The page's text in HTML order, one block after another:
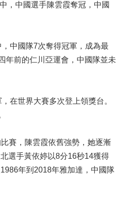
中國選手陳雲霞奪冠，中國
中國隊7次奪得冠軍，成為最
年前的仁川亞運會，中國隊並未
在世界大賽多次登上領獎台。
賽，陳雲霞依舊強勢，她逐漸
選手黃依婷以8分16秒14獲得
年到2018年雅加達，中國隊